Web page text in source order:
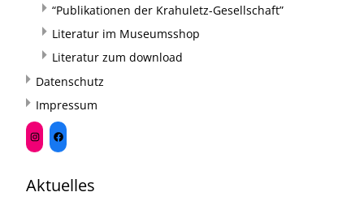
“Publikationen der Krahuletz-Gesellschaft”
Literatur im Museumsshop
Literatur zum download
Datenschutz
Impressum
Aktuelles